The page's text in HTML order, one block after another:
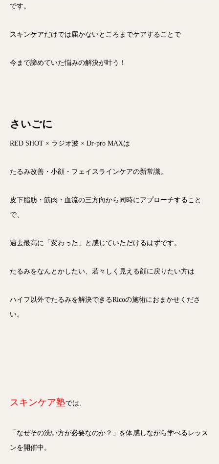
です。
スキンケアだけでは届かないところまでケアすることで
今まで諦めていた悩みの解決が叶う！
さいごに
RED SHOT × ラジオ波 × Dr-pro MAXは
たるみ改善・小顔・フェイスラインケアの新常識。
皮下脂肪・筋肉・血流の三方向から同時にアプローチすること
で、
過去最高に「変わった」と感じていただけるはずです。
たるみをなんとかしたい、 若々しく見える顔に戻りたい方は
ハイフ以外でたるみを解決できるRicoの施術におまかせくださ
い。
スキンケア塾では、
「なぜその洗い方が必要なのか？」を体感しながら学べるレッス
ンを開催中。